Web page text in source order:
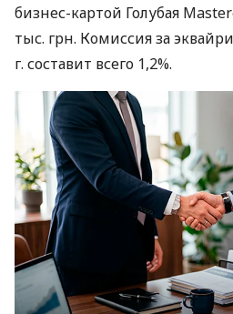
бизнес-картой Голубая
тыс. грн. Комиссия за
г. составит всего 1,2%.